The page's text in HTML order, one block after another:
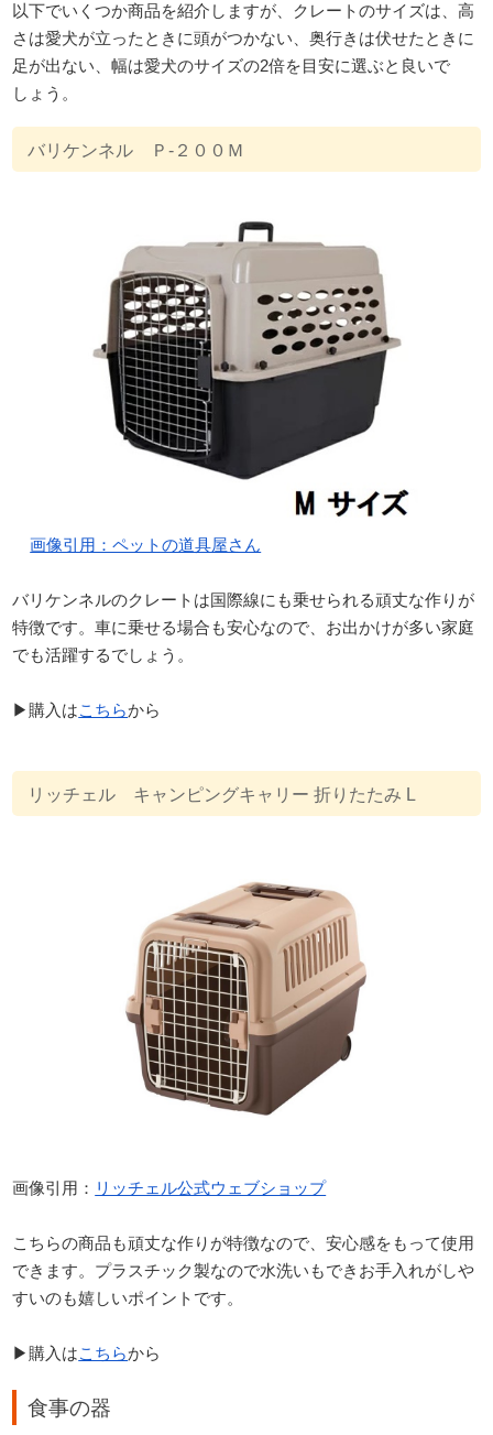
以下でいくつか商品を紹介しますが、クレートのサイズは、高
さは愛犬が立ったときに頭がつかない、奥行きは伏せたときに
足が出ない、幅は愛犬のサイズの2倍を目安に選ぶと良いで
しょう。
バリケンネル Ｐ‐２００Ｍ
画像引用：ペットの道具屋さん
バリケンネルのクレートは国際線にも乗せられる頑丈な作りが
特徴です。車に乗せる場合も安心なので、お出かけが多い家庭
でも活躍するでしょう。
▶購入はこちらから
リッチェル キャンピングキャリー 折りたたみ L
画像引用： リッチェル公式ウェブショップ
こちらの商品も頑丈な作りが特徴なので、安心感をもって使用
できます。プラスチック製なので水洗いもできお手入れがしや
すいのも嬉しいポイントです。
▶購入はこちらから
食事の器